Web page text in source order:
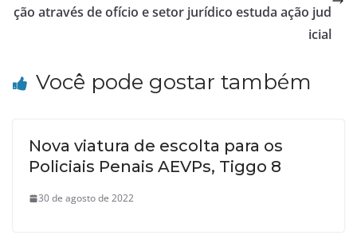
ção através de ofício e setor jurídico estuda ação jud
icial
Você pode gostar também
Nova viatura de escolta para os
Policiais Penais AEVPs, Tiggo 8
30 de agosto de 2022